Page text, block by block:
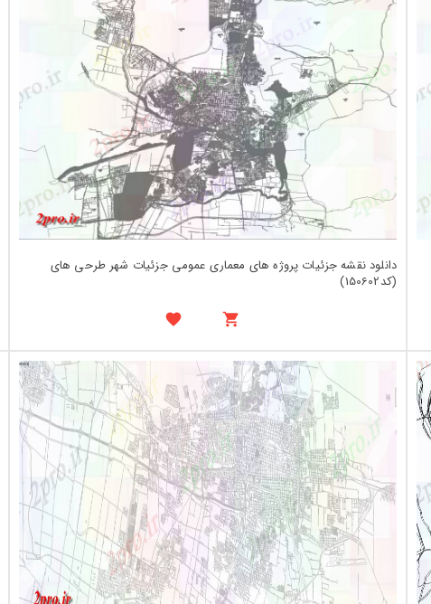
دانلود نقشه جزئیات پروژه های معماری عمومی جزئیات شهر طرحی های
(کد150602)